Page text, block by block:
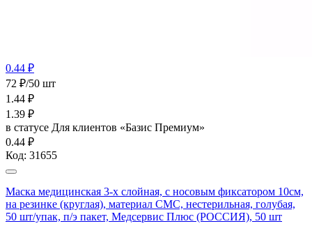
0.44 ₽
72 ₽/50 шт
1.44 ₽
1.39 ₽
в статусе Для клиентов «Базис Премиум»
0.44 ₽
Код: 31655
Маска медицинская 3-х слойная, с носовым фиксатором 10см,
на резинке (круглая), материал СМС, нестерильная, голубая,
50 шт/упак, п/э пакет, Медсервис Плюс (РОССИЯ), 50 шт